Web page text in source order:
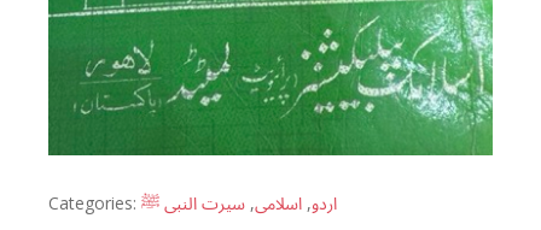
Categories: اردو, اسلامی, سیرت النبی ﷺ